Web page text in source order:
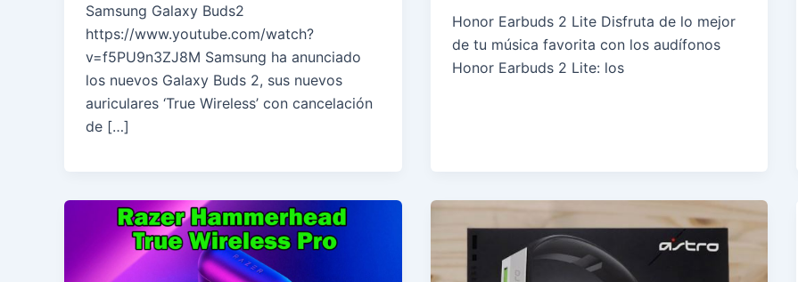
Samsung Galaxy Buds2
https://www.youtube.com/watch?
v=f5PU9n3ZJ8M Samsung ha anunciado
los nuevos Galaxy Buds 2, sus nuevos
auriculares ‘True Wireless’ con cancelación
de […]
Honor Earbuds 2 Lite Disfruta de lo mejor
de tu música favorita con los audífonos
Honor Earbuds 2 Lite: los